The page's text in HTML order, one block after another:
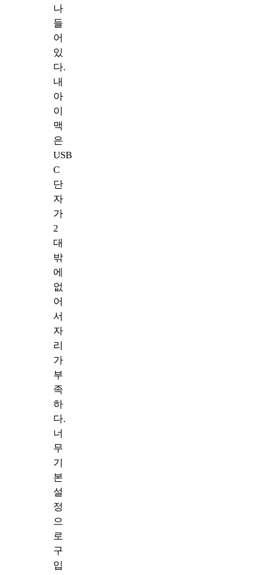
나
들
어
있
다.
내
아
이
맥
은
USB
C
단
자
가
2
대
밖
에
없
어
서
자
리
가
부
족
하
다.
너
무
기
본
설
정
으
로
구
입